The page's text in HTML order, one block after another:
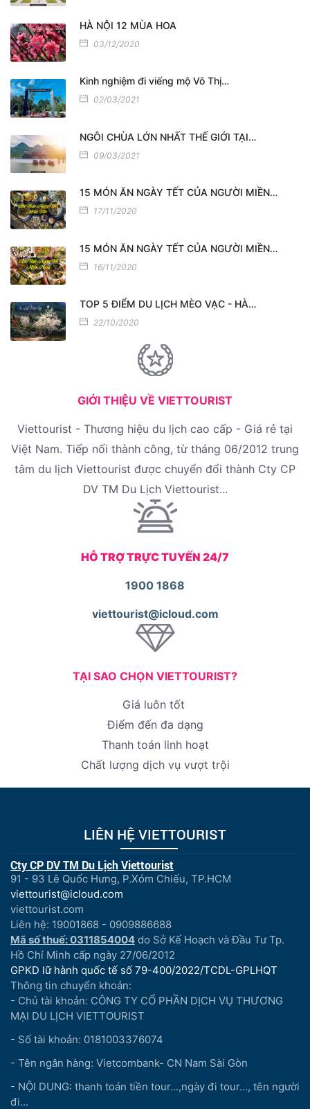
HÀ NỘI 12 MÙA HOA
03/12/2020
Kinh nghiệm đi viếng mộ Võ Thị…
02/03/2021
NGÔI CHÙA LỚN NHẤT THẾ GIỚI TẠI…
09/03/2021
15 MÓN ĂN NGÀY TẾT CỦA NGƯỜI MIỀN…
17/11/2020
15 MÓN ĂN NGÀY TẾT CỦA NGƯỜI MIỀN…
16/11/2020
TOP 5 ĐIỂM DU LỊCH MÈO VẠC - HÀ…
22/10/2020
GIỚI THIỆU VỀ VIETTOURIST
Viettourist - Thương hiệu du lịch cao cấp - Giá rẻ tại
Việt Nam. Tiếp nối thành công, từ tháng 06/2012 trung
tâm du lịch Viettourist được chuyển đổi thành Cty CP
DV TM Du Lịch Viettourist...
HỖ TRỢ TRỰC TUYẾN 24/7
1900 1868
viettourist@icloud.com
TẠI SAO CHỌN VIETTOURIST?
Giá luôn tốt
Điểm đến đa dạng
Thanh toán linh hoạt
Chất lượng dịch vụ vượt trội
LIÊN HỆ VIETTOURIST
Cty CP DV TM Du Lịch Viettourist
91 - 93 Lê Quốc Hưng, P.Xóm Chiếu, TP.HCM
viettourist@icloud.com
viettourist.com
Liên hệ: 19001868 - 0909886688
Mã số thuế: 0311854004 do Sở Kế Hoạch và Đầu Tư Tp.
Hồ Chí Minh cấp ngày 27/06/2012
GPKD lữ hành quốc tế số 79-400/2022/TCDL-GPLHQT
Thông tin chuyển khoản:
- Chủ tài khoản: CÔNG TY CỔ PHẦN DỊCH VỤ THƯƠNG
MẠI DU LỊCH VIETTOURIST
- Số tài khoản: 0181003376074
- Tên ngân hàng: Vietcombank- CN Nam Sài Gòn
- NỘI DUNG: thanh toán tiền tour...,ngày đi tour..., tên người
đi...